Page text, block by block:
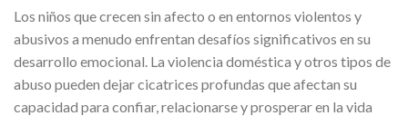
Los niños que crecen sin afecto o en entornos violentos y
abusivos a menudo enfrentan desafíos significativos en su
desarrollo emocional. La violencia doméstica y otros tipos de
abuso pueden dejar cicatrices profundas que afectan su
capacidad para confiar, relacionarse y prosperar en la vida